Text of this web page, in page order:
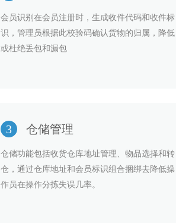
会员识别在会员注册时，生成收件代码和收件标
识，管理员根据此校验码确认货物的归属，降低
或杜绝丢包和漏包
3 仓储管理
仓储功能包括收货仓库地址管理、物品选择和转
仓，通过仓库地址和会员标识组合捆绑去降低操
作员在操作分拣失误几率。